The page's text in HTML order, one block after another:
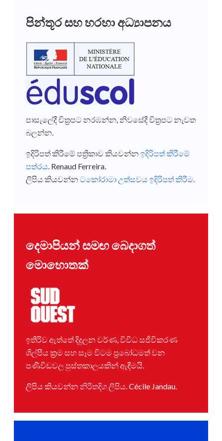
පින්තූර සහ හරහා අධ්‍යාපනය
පාසැලේදී චිත්‍රපට නරඹන්න, නිවසේදී චිත්‍රපට නැවත
බලන්න.
ඉදිරිපත් කිරීමේ පත්‍රිකාව කියවන්න ඉදිරිපත් කිරීමේ
පත්රය . Renaud Ferreira.
ලිපිය කියවන්න ටකෝරාමා උත්සවය ඉදිරිපත් කිරීම
දෙමාපියන් සමඟ බෙදාගත්
මොහොතක්
ඉතිරිව ඇත්තේ දිදුලන වර්ණ, විවිධ සජීවිකරණ
ශිල්පීය ක්‍රම සහ සෑම විටම ප්‍රබෝධමත් වන
පණිවිඩවල පුස්තකාලයකින් ඇඳීමයි.
ලිපිය කියවන්න නිරිතදිග ලිපිය. Cécile Jandau.